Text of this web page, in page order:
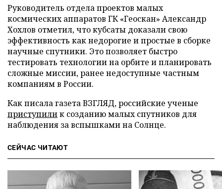
Руководитель отдела проектов малых
космических аппаратов ГК «Геоскан» Александр
Хохлов отметил, что кубсаты доказали свою
эффективность как недорогие и простые в сборке
научные спутники. Это позволяет быстро
тестировать технологии на орбите и планировать
сложные миссии, ранее недоступные частным
компаниям в России.
Как писала газета ВЗГЛЯД, российские ученые
приступилик созданию малых спутников для
наблюдения за вспышками на Солнце.
СЕЙЧАС ЧИТАЮТ